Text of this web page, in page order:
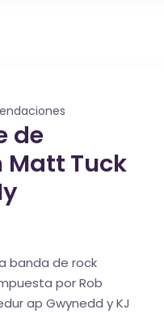
de
Matt Tuck
banda de rock
por Rob
ap Gwynedd y KJ